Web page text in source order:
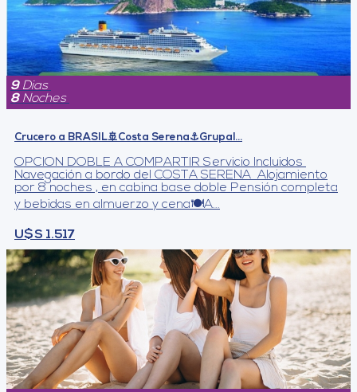
9Dias
8Noches
Crucero a BRASIL🚢Costa Serena⚓Grupal...
OPCION DOBLE A COMPARTIR Servicio Incluidos
Navegación a bordo del COSTA SERENA Alojamiento
por 8 noches , en cabina base doble Pensión completa
y bebidas en almuerzo y cena🍽A...
U$S 1.517